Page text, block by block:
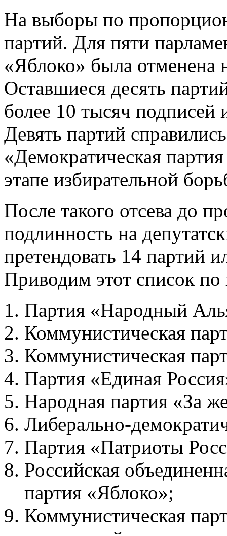
На выборы по
партий. Для пяти
«Яблоко» была отменена
Оставшиеся десять
более 10 тысяч подписей
Девять партий
«Демократическая
этапе избирательной
После такого отсева до
подлинность на
претендовать 14 партий
Приводим этот список
Партия «Народный
Коммунистическая
Коммунистическая
Партия «Единая
Народная партия «За
Либерально-
Партия «Патриоты
Российская
партия «Яблоко»;
Коммунистическая